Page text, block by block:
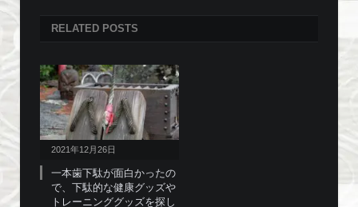
RELATED POSTS
2021年12月26日
一本歯下駄が面白かったの
で、下駄的な健康グッズや
トレーニンググッズを探し